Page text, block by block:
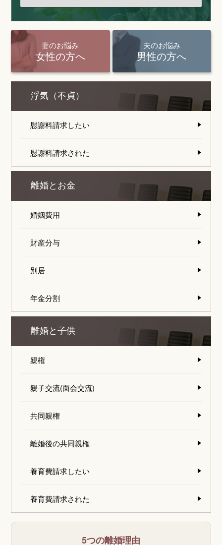
妻のお悩み
女性の方へ
夫のお悩み
男性の方へ
浮気（不貞）
慰謝料請求したい
慰謝料請求された
離婚とお金
婚姻費用
財産分与
別居
年金分割
離婚と子供
親権
親子交流(面会交流)
共同親権
離婚後の共同親権
養育費請求したい
養育費請求された
5つの離婚理由